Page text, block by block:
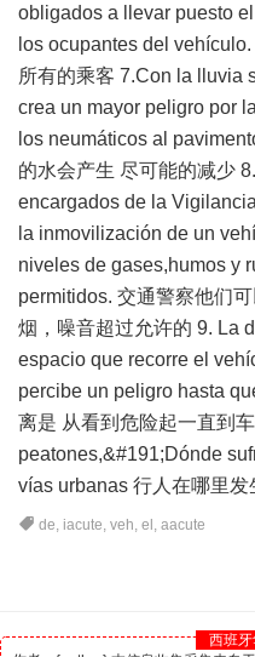
obligados a llevar puesto
los ocupantes del
所有的乘客 7.Con la lluvia
crea un mayor peligro por
los neumáticos al
的水会产生 尽可能的减少
encargados de la
la inmovilización de un
niveles de gases,humos y
permitidos. 交通警察他们
烟，噪音超过允许的 9. La
espacio que recorre el
percibe un peligro hasta
离是 从看到危险起一直到
peatones,&#191;Dónde
vías urbanas 行人在哪里
de, iacute,veh,el ,aacute
西班